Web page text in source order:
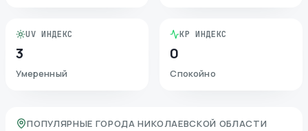
UV ИНДЕКС
3
Умеренный
KP ИНДЕКС
0
Спокойно
ПОПУЛЯРНЫЕ ГОРОДА НИКОЛАЕВСКОЙ ОБЛАСТИ